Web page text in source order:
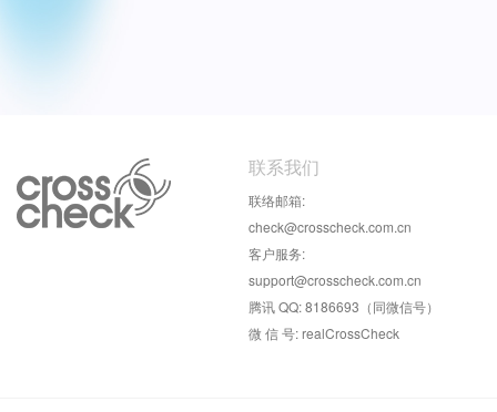
联系我们
联络邮箱:
check@crosscheck.com.cn
客户服务:
support@crosscheck.com.cn
腾讯 QQ: 8186693（同微信号）
微 信 号: realCrossCheck